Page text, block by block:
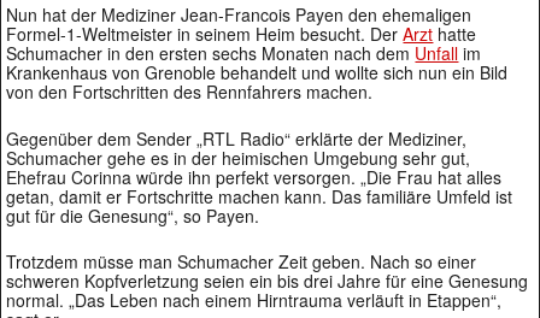
Nun hat der Mediziner Jean-Francois Payen den ehemaligen
Formel-1-Weltmeister in seinem Heim besucht. DerArzt hatte
Schumacher in den ersten sechs Monaten nach dem Unfall im
Krankenhaus von Grenoble behandelt und wollte sich nun ein Bild
von den Fortschritten des Rennfahrers machen.
Gegenüber dem Sender „RTL Radio“ erklärte der Mediziner,
Schumacher gehe es in der heimischen Umgebung sehr gut,
Ehefrau Corinna würde ihn perfekt versorgen. „Die Frau hat alles
getan, damit er Fortschritte machen kann. Das familiäre Umfeld ist
gut für die Genesung“, so Payen.
Trotzdem müsse man Schumacher Zeit geben. Nach so einer
schweren Kopfverletzung seien ein bis drei Jahre für eine Genesung
normal. „Das Leben nach einem Hirntrauma verläuft in Etappen“,